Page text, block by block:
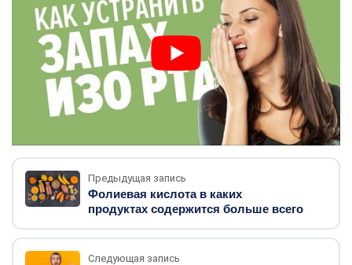
Предыдущая запись
Фолиевая кислота в каких
продуктах содержится больше всего
Следующая запись